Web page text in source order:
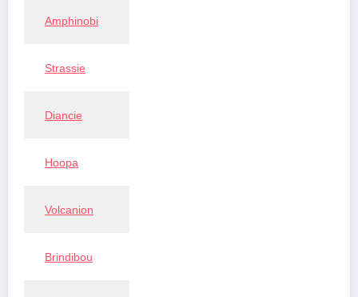
Amphinobi
Strassie
Diancie
Hoopa
Volcanion
Brindibou